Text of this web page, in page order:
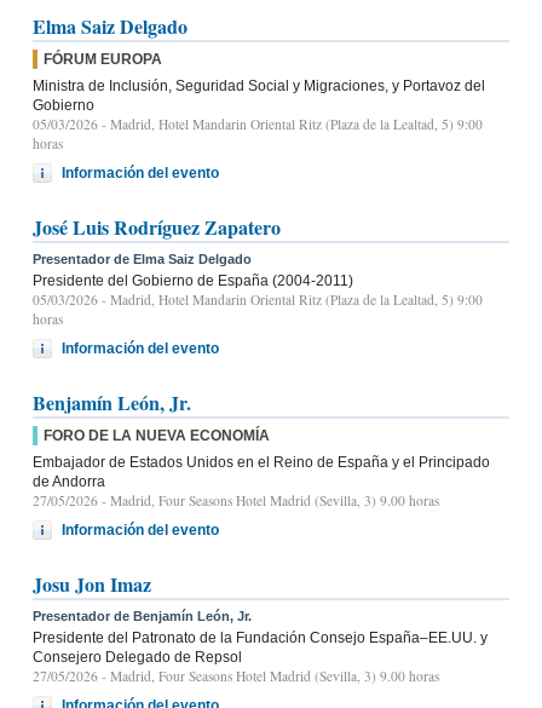
Elma Saiz Delgado
FÓRUM EUROPA
Ministra de Inclusión, Seguridad Social y Migraciones, y Portavoz del
Gobierno
05/03/2026 - Madrid, Hotel Mandarin Oriental Ritz (Plaza de la Lealtad, 5) 9:00
horas
Información del evento
José Luis Rodríguez Zapatero
Presentador de Elma Saiz Delgado
Presidente del Gobierno de España (2004-2011)
05/03/2026 - Madrid, Hotel Mandarin Oriental Ritz (Plaza de la Lealtad, 5) 9:00
horas
Información del evento
Benjamín León, Jr.
FORO DE LA NUEVA ECONOMÍA
Embajador de Estados Unidos en el Reino de España y el Principado
de Andorra
27/05/2026 - Madrid, Four Seasons Hotel Madrid (Sevilla, 3) 9.00 horas
Información del evento
Josu Jon Imaz
Presentador de Benjamín León, Jr.
Presidente del Patronato de la Fundación Consejo España–EE.UU. y
Consejero Delegado de Repsol
27/05/2026 - Madrid, Four Seasons Hotel Madrid (Sevilla, 3) 9.00 horas
Información del evento